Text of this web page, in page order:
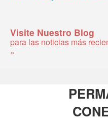
Visite Nuestro Blog
para las noticias más
»